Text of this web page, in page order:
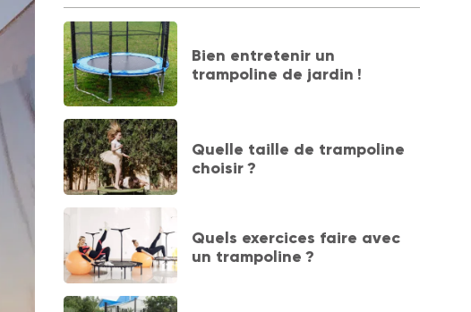
Bien entretenir un
trampoline de jardin !
Quelle taille de trampoline
choisir ?
Quels exercices faire avec
un trampoline ?